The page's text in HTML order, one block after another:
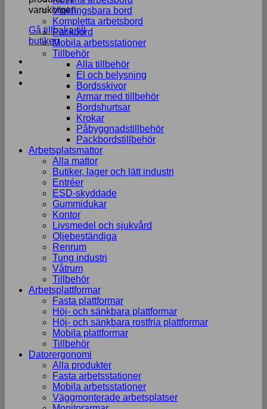
varukorgen.
Gå tillbaka till
butiken
Vinklingsbara bord
Kompletta arbetsbord
Packbord
Mobila arbetsstationer
Tillbehör
Alla tillbehör
El och belysning
Bordsskivor
Armar med tillbehör
Bordshurtsar
Krokar
Påbyggnadstillbehör
Packbordstillbehör
Arbetsplatsmattor
Alla mattor
Butiker, lager och lätt industri
Entréer
ESD-skyddade
Gummidukar
Kontor
Livsmedel och sjukvård
Oljebeständiga
Renrum
Tung industri
Våtrum
Tillbehör
Arbetsplattformar
Fasta plattformar
Höj- och sänkbara plattformar
Höj- och sänkbara rostfria plattformar
Mobila plattformar
Tillbehör
Datorergonomi
Alla produkter
Fasta arbetsstationer
Mobila arbetsstationer
Väggmonterade arbetsplatser